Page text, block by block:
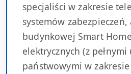
specjaliści w zakresie
systemów
budynkowej Smart
elektrycznych (z
państwowymi w